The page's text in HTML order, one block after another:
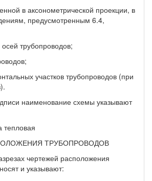
в аксонометрической проекции, в
предусмотренным 6.4,
трубопроводов;
участков трубопроводов (при
наименование схемы указывают
ТРУБОПРОВОДОВ
чертежей расположения
и указывают: